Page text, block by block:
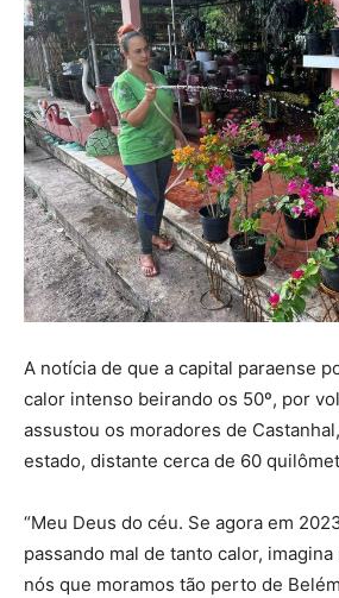
A notícia de que a capital paraense
calor intenso beirando os 50º, por
assustou os moradores de
estado, distante cerca de 60
“Meu Deus do céu. Se agora em
passando mal de tanto calor,
nós que moramos tão perto de